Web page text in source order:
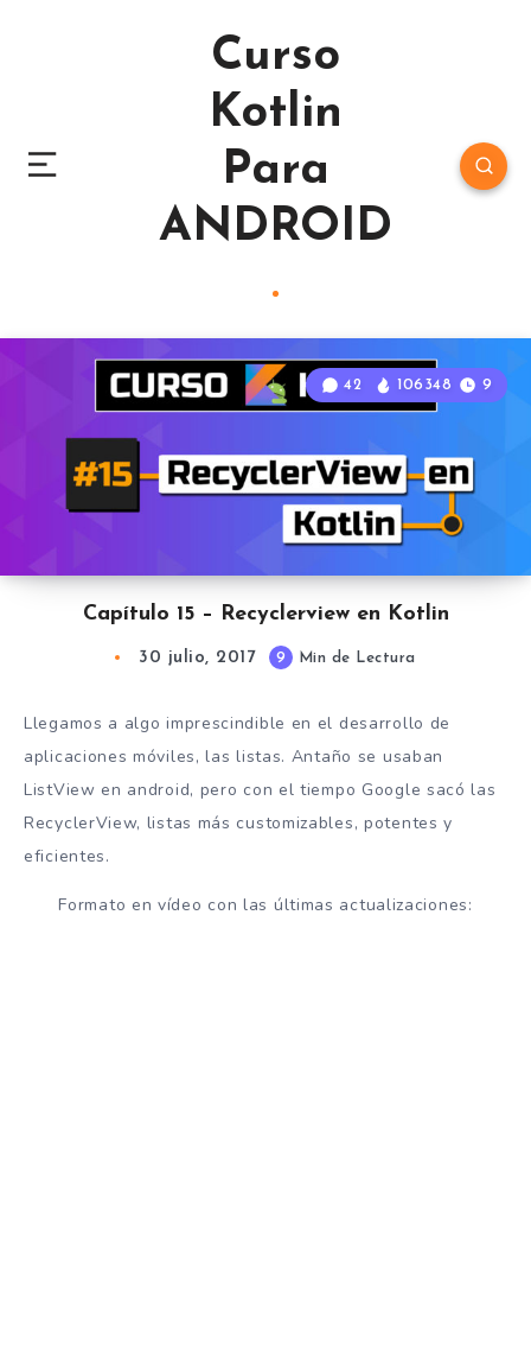
Curso
Kotlin
Para
ANDROID
42 106348 9
Capítulo 15 – Recyclerview en Kotlin
30 julio, 2017 9 Min de Lectura
Llegamos a algo imprescindible en el desarrollo de
aplicaciones móviles, las listas. Antaño se usaban
ListView en android, pero con el tiempo Google sacó las
RecyclerView, listas más customizables, potentes y
eficientes.
Formato en vídeo con las últimas actualizaciones: